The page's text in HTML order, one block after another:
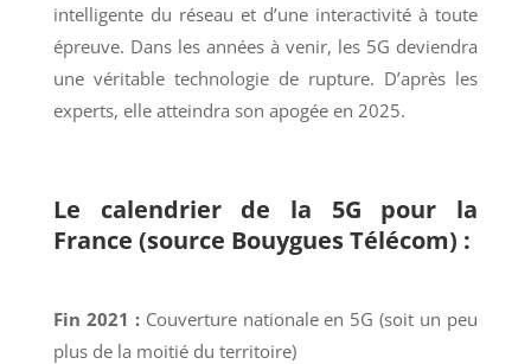
intelligente du réseau et d’une interactivité à toute
épreuve. Dans les années à venir, les 5G deviendra
une véritable technologie de rupture. D’après les
experts, elle atteindra son apogée en 2025.
Le calendrier de la 5G pour la
France (source Bouygues Télécom) :
Fin 2021 :Couverture nationale en 5G (soit un peu
plus de la moitié du territoire)